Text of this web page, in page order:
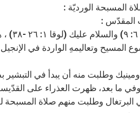
المسبحة الورديّة :
إنّ صلاة
المسيح وتعاليمهِ الواردة في
دومينيك وطلبت منه أن يبدأ في
ما بعد، ظهرت العذراء على
وطلبت منهم صلاة المسبحة